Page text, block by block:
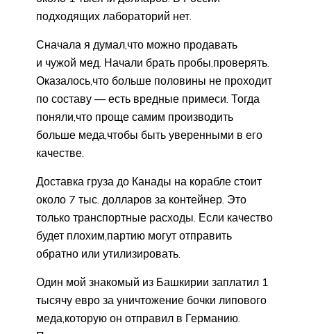
подходящих лабораторий нет.
Сначала я думал,что можно продавать
и чужой мед. Начали брать пробы,проверять.
Оказалось,что больше половины не проходит
по составу — есть вредные примеси. Тогда
поняли,что проще самим производить
больше меда,чтобы быть уверенными в его
качестве.
Доставка груза до Канады на корабле стоит
около 7 тыс. долларов за контейнер. Это
только транспортные расходы. Если качество
будет плохим,партию могут отправить
обратно или утилизировать.
Один мой знакомый из Башкирии заплатил 1
тысячу евро за уничтожение бочки липового
меда,которую он отправил в Германию.